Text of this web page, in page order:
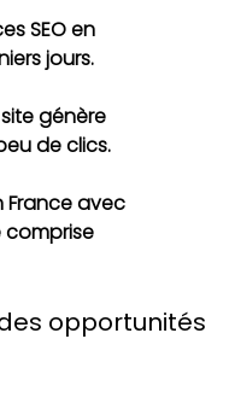
SEO en
jours.
génère
de clics.
France avec
comprise
opportunités